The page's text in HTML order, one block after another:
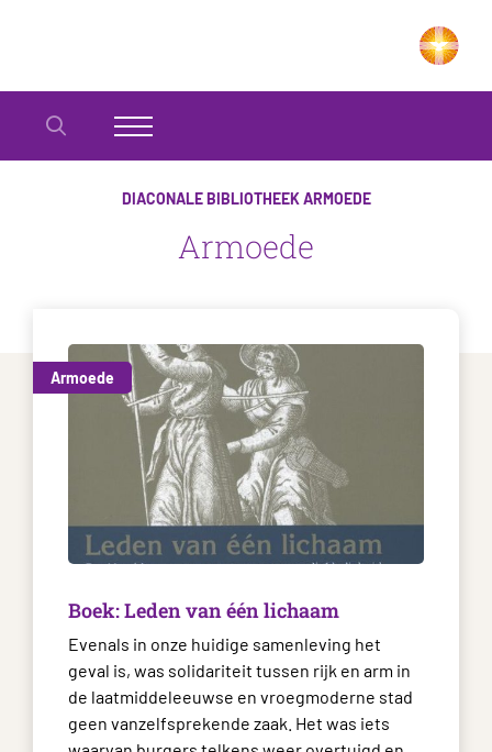
DIACONALE BIBLIOTHEEK ARMOEDE
Armoede
Armoede
Boek: Leden van één lichaam
Evenals in onze huidige samenleving het
geval is, was solidariteit tussen rijk en arm in
de laatmiddeleeuwse en vroegmoderne stad
geen vanzelfsprekende zaak. Het was iets